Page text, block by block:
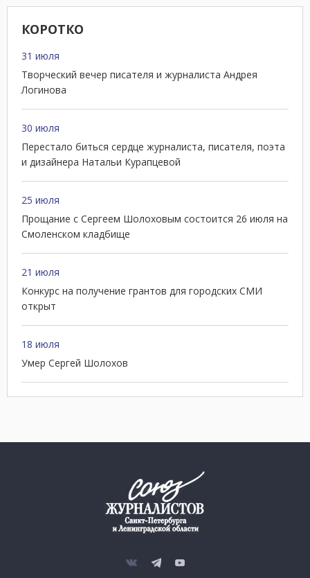
КОРОТКО
31 июля
Творческий вечер писателя и журналиста Андрея
Логинова
30 июля
Перестало биться сердце журналиста, писателя, поэта
и дизайнера Натальи Курапцевой
25 июля
Прощание с Сергеем Шолоховым состоится 26 июля на
Смоленском кладбище
21 июля
Конкурс на получение грантов для городских СМИ
открыт
18 июля
Умер Сергей Шолохов